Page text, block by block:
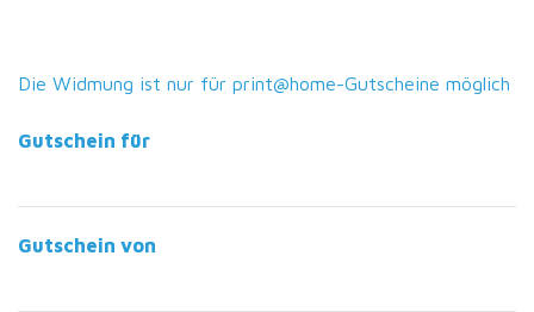
Die Widmung ist nur für print@home-Gutscheine möglich
Gutschein für
Gutschein von